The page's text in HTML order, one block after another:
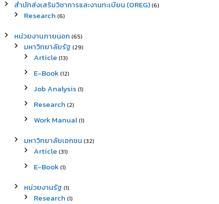
สำนักส่งเสริมวิชาการและงานทะเบียน (OREG)(6)
Research (6)
หน่วยงานภายนอก (65)
มหาวิทยาลัยรัฐ (29)
Article (13)
E-Book(12)
Job Analysis(1)
Research (2)
Work Manual(1)
มหาวิทยาลัยเอกชน (32)
Article (31)
E-Book(1)
หน่วยงานรัฐ (1)
Research (1)